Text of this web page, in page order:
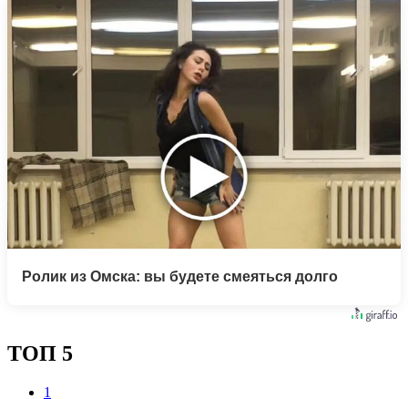
Ролик из Омска: вы будете смеяться долго
ТОП 5
1